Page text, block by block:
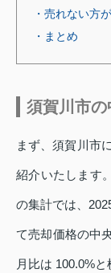
・売れない方
・まとめ
須賀川市
まず、須賀川市
紹介いたします
の集計では、
て売却価格の中
月比は 100.0%と